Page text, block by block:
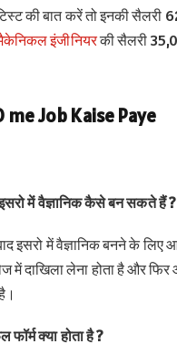
की बात करें तो इनकी सैलरी
इंजीनियरकी सैलरी
me Job Kaise Paye
इसरो में वैज्ञानिक कैसे बन सकते हैं ?
इसरो में वैज्ञानिक बनने के लिए
में दाखिला लेना होता है और फिर
क्या होता है ?